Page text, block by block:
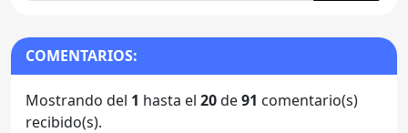
COMENTARIOS:
Mostrando del 1 hasta el 20de91 comentario(s)
recibido(s).